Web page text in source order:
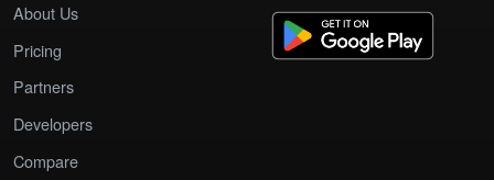
About Us
Pricing
Partners
Developers
Compare